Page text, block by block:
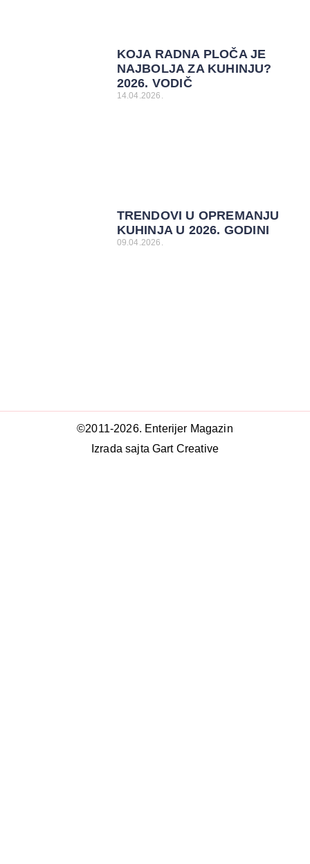
KOJA RADNA PLOČA JE
NAJBOLJA ZA KUHINJU?
2026. VODIČ
14.04.2026.
TRENDOVI U OPREMANJU
KUHINJA U 2026. GODINI
09.04.2026.
©2011-2026. Enterijer Magazin
Izrada sajta Gart Creative